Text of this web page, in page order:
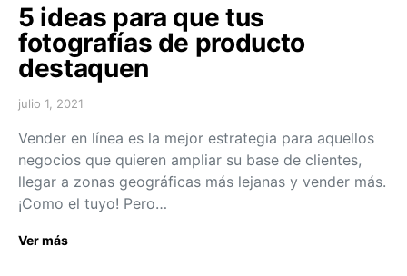
5 ideas para que tus
fotografías de producto
destaquen
julio 1, 2021
Vender en línea es la mejor estrategia para aquellos
negocios que quieren ampliar su base de clientes,
llegar a zonas geográficas más lejanas y vender más.
¡Como el tuyo! Pero…
Ver más